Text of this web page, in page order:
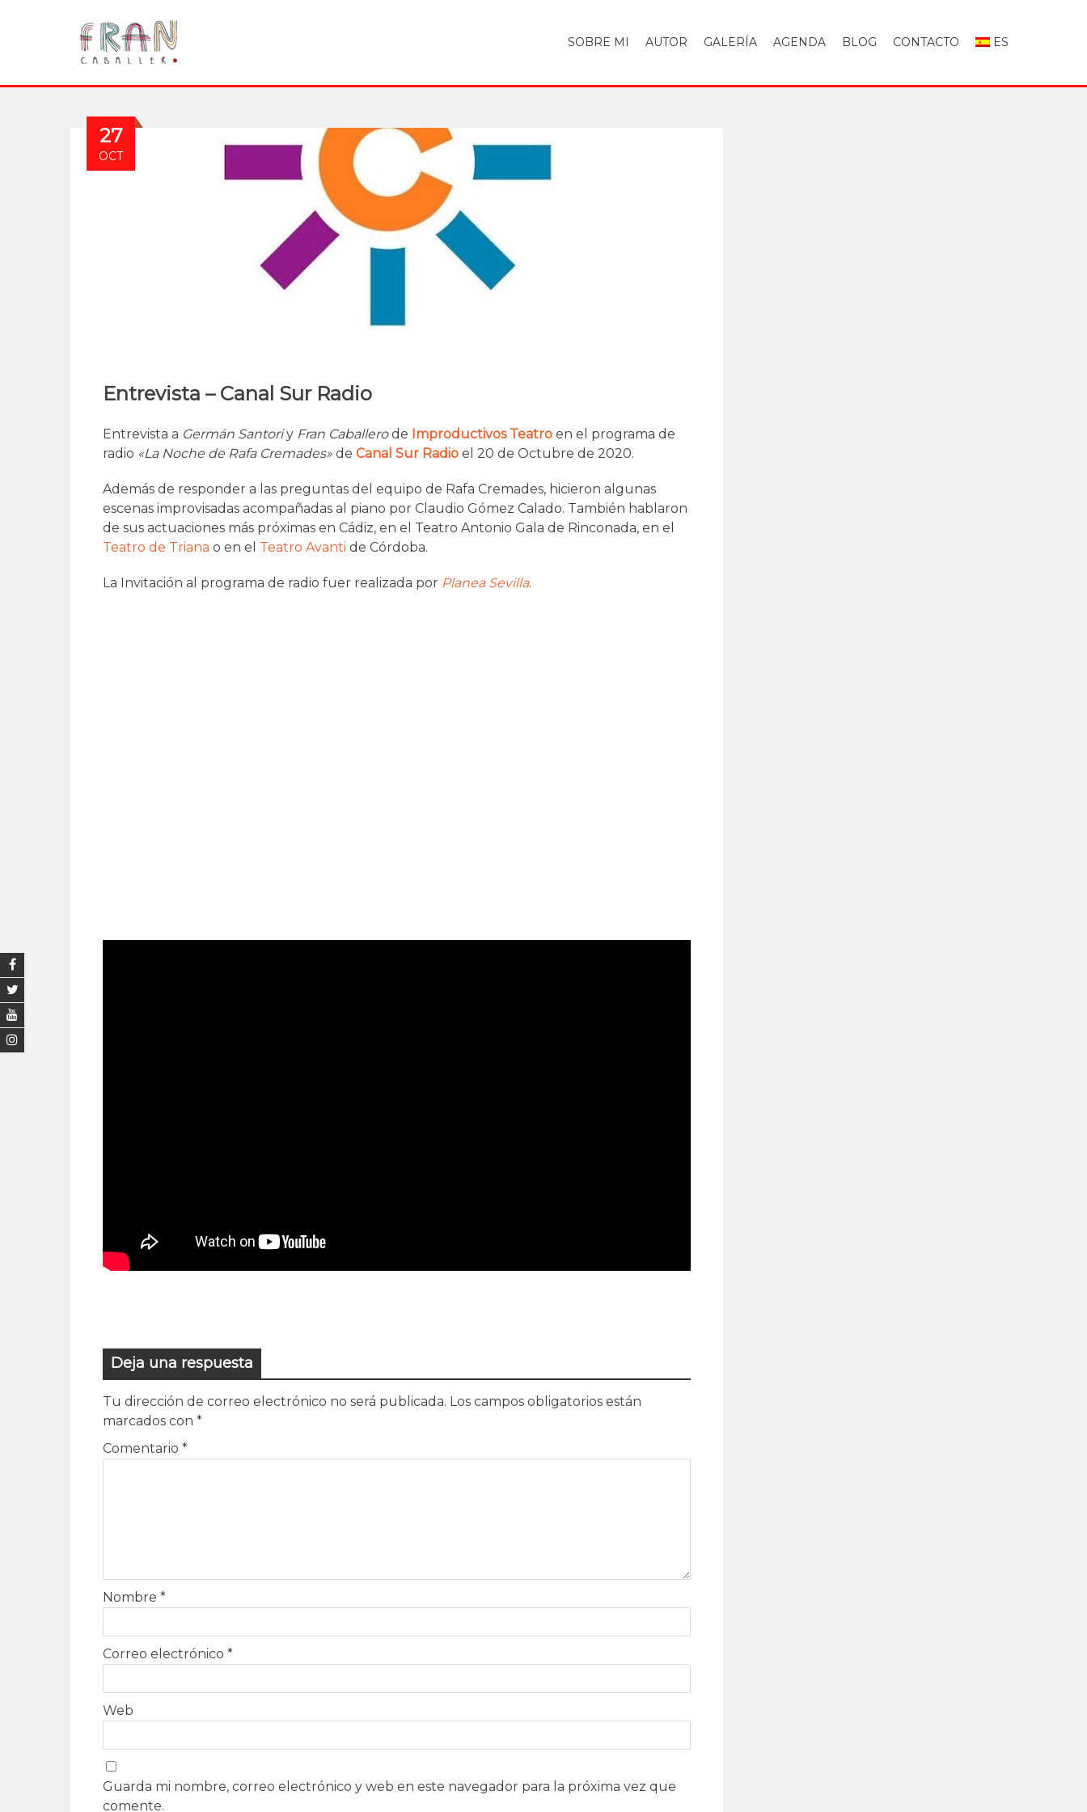
SOBRE MI AUTOR GALERÍA AGENDA BLOG CONTACTO ES
27
OCT
Entrevista – Canal Sur Radio
Entrevista a Germán Santoriy Fran Caballerode Improductivos Teatro en el programa de
radio «La Noche de Rafa Cremades» de Canal Sur Radio el 20 de Octubre de 2020.
Además de responder a las preguntas del equipo de Rafa Cremades, hicieron algunas
escenas improvisadas acompañadas al piano por Claudio Gómez Calado. También hablaron
de sus actuaciones más próximas en Cádiz, en el Teatro Antonio Gala de Rinconada, en el
Teatro de Triana o en el Teatro Avanti de Córdoba.
La Invitación al programa de radio fuer realizada por Planea Sevilla.
Deja una respuesta
Tu dirección de correo electrónico no será publicada. Los campos obligatorios están
marcados con *
Comentario *
Nombre *
Correo electrónico *
Web
Guarda mi nombre, correo electrónico y web en este navegador para la próxima vez que
comente.